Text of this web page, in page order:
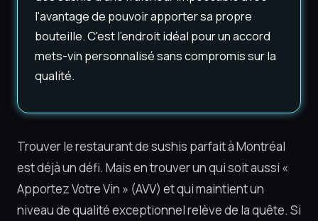
l'avantage de pouvoir apporter sa propre
bouteille. C'est l'endroit idéal pour un accord
mets-vin personnalisé sans compromis sur la
qualité.
Trouver le restaurant de sushis parfait à Montréal
est déjà un défi. Mais en trouver un qui soit aussi «
Apportez Votre Vin » (AVV) et qui maintient un
niveau de qualité exceptionnel relève de la quête. Si